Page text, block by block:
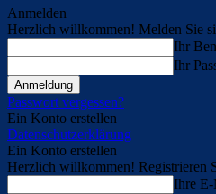
Anmelden
Herzlich willkommen! Melden Sie
Ihr
Ihr
Passwort vergessen?
Ein Konto erstellen
Datenschutzerklärung
Ein Konto erstellen
Herzlich willkommen! Registrieren
Ihre